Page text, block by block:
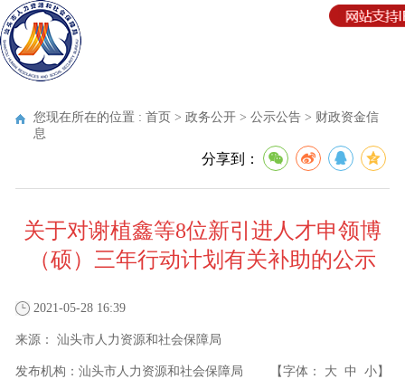
您现在所在的位置 : 首页 > 政务公开 > 公示公告 > 财政资金信
息
分享到：
关于对谢植鑫等8位新引进人才申领博
（硕）三年行动计划有关补助的公示
2021-05-28 16:39
来源： 汕头市人力资源和社会保障局
发布机构： 汕头市人力资源和社会保障局 【字体： 大 中 小】